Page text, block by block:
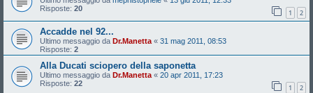
Risposte: 20 1 2
Accadde nel 92...
Ultimo messaggio da Dr.Manetta « 31 mag 2011, 08:53
Risposte: 2
Alla Ducati sciopero della saponetta
Ultimo messaggio da Dr.Manetta « 20 apr 2011, 17:23
Risposte: 22 1 2